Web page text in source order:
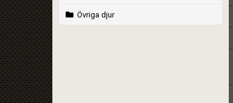
Övriga djur